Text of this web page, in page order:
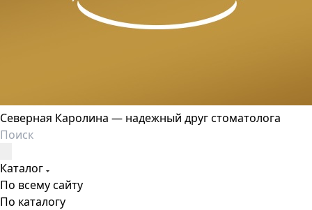
Северная Каролина — надежный друг стоматолога
Каталог
По всему сайту
По каталогу